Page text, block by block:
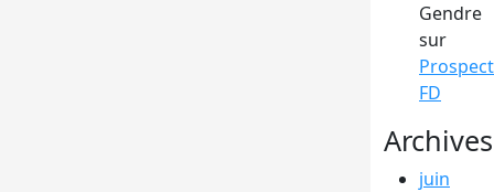
Gendre
sur
Prospect
FD
Archives
juin